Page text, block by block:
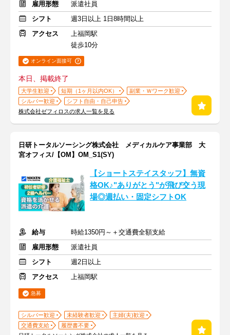
雇用形態
派遣社員
シフト
週3日以上 1日8時間以上
アクセス
上福岡駅
徒歩10分
オンライン面接可
本日、掲載終了
大学生歓迎 短期（1ヶ月以内OK）
副業・Ｗワーク歓迎
シルバー歓迎
シフト自由・自己申告
株式会社ゼフィロスの求人一覧を見る
日研トータルソーシング株式会社 メディカルケア事業部 大
宮オフィス/【OM】OM_S1(SY)
【ショートステイスタッフ】無資
格OK♪"ありがとう"が飛び交う現
場◎週払い・固定シフトOK
給与
時給1350円～＋交通費全額支給
雇用形態
派遣社員
シフト
週2日以上
アクセス
上福岡駅
急募
シルバー歓迎 未経験者歓迎
主婦(夫)歓迎
交通費支給
履歴書不要